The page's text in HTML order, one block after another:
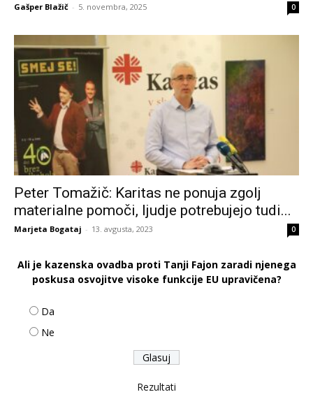
Gašper Blažič - 5. novembra, 2025 0
Peter Tomažič: Karitas ne ponuja zgolj
materialne pomoči, ljudje potrebujejo tudi...
Marjeta Bogataj - 13. avgusta, 2023 0
Ali je kazenska ovadba proti Tanji Fajon zaradi njenega
poskusa osvojitve visoke funkcije EU upravičena?
Da
Ne
Rezultati